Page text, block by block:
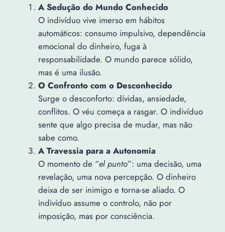
A Sedução do Mundo Conhecido
O indivíduo vive imerso em hábitos
automáticos: consumo impulsivo, dependência
emocional do dinheiro, fuga à
responsabilidade. O mundo parece sólido,
mas é uma ilusão.
O Confronto com o Desconhecido
Surge o desconforto: dívidas, ansiedade,
conflitos. O véu começa a rasgar. O indivíduo
sente que algo precisa de mudar, mas não
sabe como.
A Travessia para a Autonomia
O momento de “el punto”: uma decisão, uma
revelação, uma nova percepção. O dinheiro
deixa de ser inimigo e torna-se aliado. O
indivíduo assume o controlo, não por
imposição, mas por consciência.